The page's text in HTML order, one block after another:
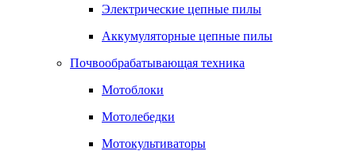
Электрические цепные пилы
Аккумуляторные цепные пилы
Почвообрабатывающая техника
Мотоблоки
Мотолебедки
Мотокультиваторы